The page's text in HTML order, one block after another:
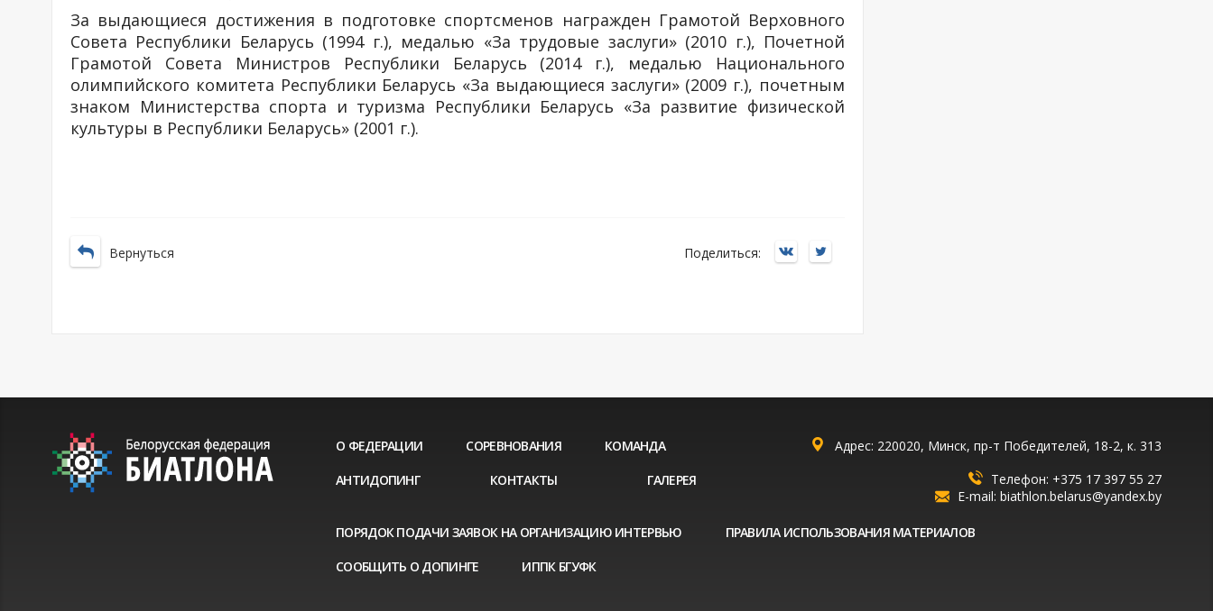
За выдающиеся достижения в подготовке спортсменов награжден Грамотой Верховного
Совета Республики Беларусь (1994 г.), медалью «За трудовые заслуги» (2010 г.), Почетной
Грамотой Совета Министров Республики Беларусь (2014 г.), медалью Национального
олимпийского комитета Республики Беларусь «За выдающиеся заслуги» (2009 г.), почетным
знаком Министерства спорта и туризма Республики Беларусь «За развитие физической
культуры в Республики Беларусь» (2001 г.).
Вернуться Поделиться:
О ФЕДЕРАЦИИ СОРЕВНОВАНИЯ
КОМАНДА
АНТИДОПИНГ
КОНТАКТЫ ГАЛЕРЕЯ
Адрес: 220020, Минск, пр-т Победителей, 18-2, к. 313
Телефон: +375 17 397 55 27
E-mail: biathlon.belarus@yandex.by
ПОРЯДОК ПОДАЧИ ЗАЯВОК НА ОРГАНИЗАЦИЮ ИНТЕРВЬЮ
ПРАВИЛА ИСПОЛЬЗОВАНИЯ МАТЕРИАЛОВ
СООБЩИТЬ О ДОПИНГЕ
ИППК БГУФК